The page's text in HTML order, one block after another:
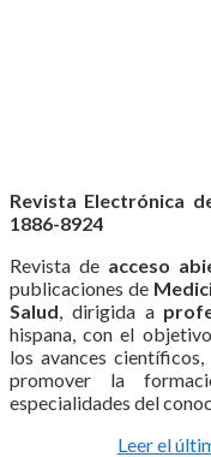
Revista Electrónica
1886-8924
Revista de acceso
publicaciones de
Salud, dirigida a
hispana, con el
los avances
promover la
especialidades del
Leer el